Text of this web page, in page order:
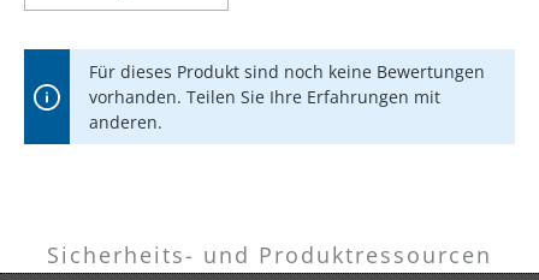
Für dieses Produkt sind noch keine Bewertungen
vorhanden. Teilen Sie Ihre Erfahrungen mit
anderen.
Sicherheits- und Produktressourcen